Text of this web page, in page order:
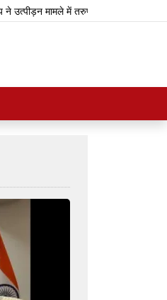
मामले में तरुण तेजपाल को 10 साल की